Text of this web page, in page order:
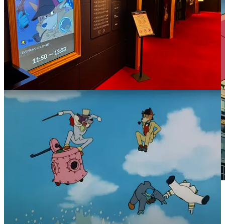
Le premier film Sherlock Holmes ne perd pas de temps
pour imposer son rythme et son humour, avec
l’apparition de cette étrange… créature ?